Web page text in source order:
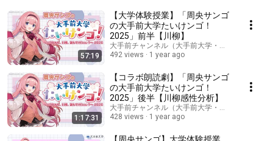
57:19
【大学体験授業】「周央サンゴ
の大手前大学たいけンゴ！
2025」前半【川柳】
大手前チャンネル（大手前大学・大手前短期大学
492 views
1 year ago
1:17:31
【コラボ朗読劇】「周央サンゴ
の大手前大学たいけンゴ！
2025」後半【川柳感性分析】
大手前チャンネル（大手前大学・大手前短期大学
428 views
1 year ago
【周央サンゴ】大学体験授業